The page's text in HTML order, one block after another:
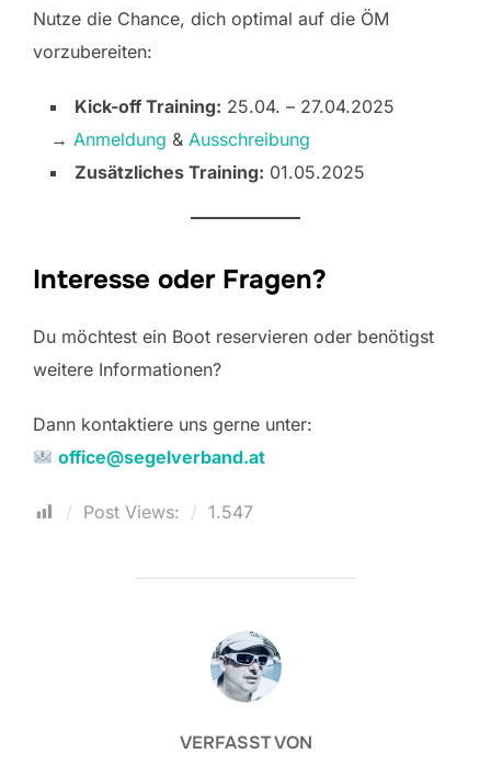
Nutze die Chance, dich optimal auf die ÖM
vorzubereiten:
Kick-off Training: 25.04. – 27.04.2025
→ Anmeldung & Ausschreibung
Zusätzliches Training: 01.05.2025
Interesse oder Fragen?
Du möchtest ein Boot reservieren oder benötigst
weitere Informationen?
Dann kontaktiere uns gerne unter:
office@segelverband.at
Post Views: 1.547
BEITRAGSAUTOR
VERFASST VON